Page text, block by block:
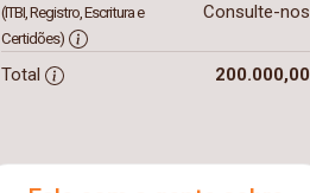
(ITBI, Registro, Escritura e
Certidões)
Consulte-nos
Total 200.000,00